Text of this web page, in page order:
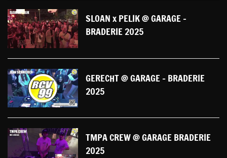
SLOAN x PELIK @ GARAGE -
BRADERIE 2025
GERECHT @ GARAGE - BRADERIE
2025
TMPA CREW @ GARAGE BRADERIE
2025